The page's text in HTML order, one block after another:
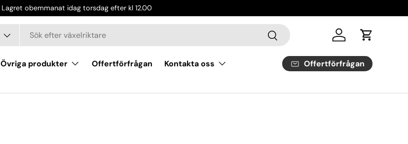
Lagret obemmanat idag torsdag efter kl 12.00
Sök Logga inVagn
Övriga produkter Offertförfrågan
Kontakta oss
Offertförfrågan